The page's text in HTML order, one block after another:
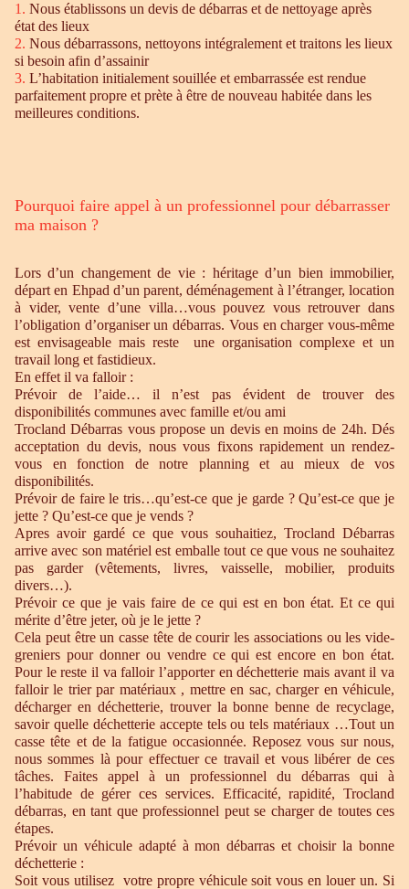
1. Nous établissons un devis de débarras et de nettoyage après
état des lieux
2. Nous débarrassons, nettoyons intégralement et traitons les lieux
si besoin afin d’assainir
3. L’habitation initialement souillée et embarrassée est rendue
parfaitement propre et prète à être de nouveau habitée dans les
meilleures conditions.
Pourquoi faire appel à un professionnel pour débarrasser
ma maison ?
Lors d’un changement de vie : héritage d’un bien immobilier,
départ en Ehpad d’un parent, déménagement à l’étranger, location
à vider, vente d’une villa…vous pouvez vous retrouver dans
l’obligation d’organiser un débarras. Vous en charger vous-même
est envisageable mais reste une organisation complexe et un
travail long et fastidieux.
En effet il va falloir :
Prévoir de l’aide… il n’est pas évident de trouver des
disponibilités communes avec famille et/ou ami
Trocland Débarras vous propose un devis en moins de 24h. Dés
acceptation du devis, nous vous fixons rapidement un rendez-
vous en fonction de notre planning et au mieux de vos
disponibilités.
Prévoir de faire le tris…qu’est-ce que je garde ? Qu’est-ce que je
jette ? Qu’est-ce que je vends ?
Apres avoir gardé ce que vous souhaitiez, Trocland Débarras
arrive avec son matériel est emballe tout ce que vous ne souhaitez
pas garder (vêtements, livres, vaisselle, mobilier, produits
divers…).
Prévoir ce que je vais faire de ce qui est en bon état. Et ce qui
mérite d’être jeter, où je le jette ?
Cela peut être un casse tête de courir les associations ou les vide-
greniers pour donner ou vendre ce qui est encore en bon état.
Pour le reste il va falloir l’apporter en déchetterie mais avant il va
falloir le trier par matériaux , mettre en sac, charger en véhicule,
décharger en déchetterie, trouver la bonne benne de recyclage,
savoir quelle déchetterie accepte tels ou tels matériaux …Tout un
casse tête et de la fatigue occasionnée. Reposez vous sur nous,
nous sommes là pour effectuer ce travail et vous libérer de ces
tâches. Faites appel à un professionnel du débarras qui à
l’habitude de gérer ces services. Efficacité, rapidité, Trocland
débarras, en tant que professionnel peut se charger de toutes ces
étapes.
Prévoir un véhicule adapté à mon débarras et choisir la bonne
déchetterie :
Soit vous utilisez votre propre véhicule soit vous en louer un. Si